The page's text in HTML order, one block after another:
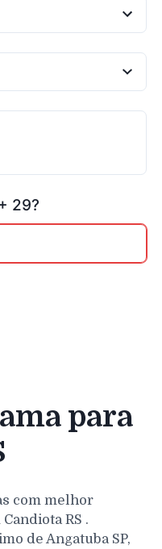
29?
para
com melhor
Candiota RS .
de Angatuba SP,